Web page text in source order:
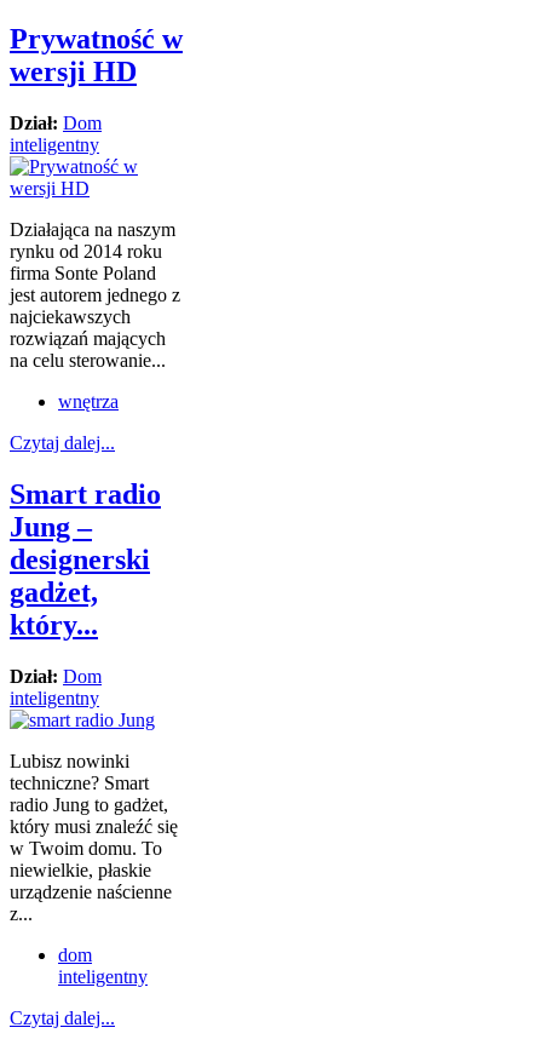
Prywatność w
wersji HD
Dział: Dom
inteligentny
Działająca na naszym
rynku od 2014 roku
firma Sonte Poland
jest autorem jednego z
najciekawszych
rozwiązań mających
na celu sterowanie...
wnętrza
Czytaj dalej...
Smart radio
Jung –
designerski
gadżet,
który...
Dział: Dom
inteligentny
Lubisz nowinki
techniczne? Smart
radio Jung to gadżet,
który musi znaleźć się
w Twoim domu. To
niewielkie, płaskie
urządzenie naścienne
z...
dom
inteligentny
Czytaj dalej...